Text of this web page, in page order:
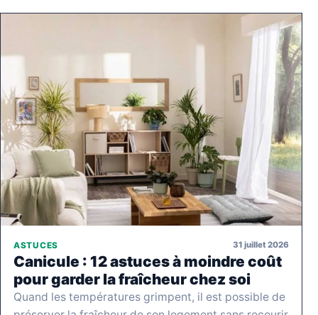
ASTUCES 31 juillet 2026
Canicule : 12 astuces à moindre coût
pour garder la fraîcheur chez soi
Quand les températures grimpent, il est possible de